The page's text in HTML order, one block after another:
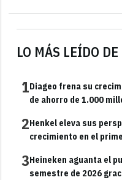
LO MÁS LEÍDO
1Diageo frena su
de ahorro de 1.000
2Henkel eleva sus
crecimiento en el
3Heineken aguanta el
semestre de 2026